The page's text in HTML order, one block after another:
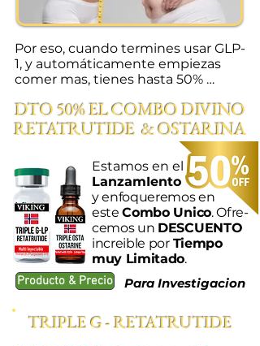
Por eso, cuando termines usar GLP-
1, y automáticamente empiezas
comer mas, tienes hasta 50%
calorías/grasa y por eso sube mas
rápido al peso que tenia antes.
Ya, con el mismo peso que tenia
antes empezó usar GLP-1, ya tiene
el porcentaje de grasa mas alta y el
porcentaje de masa muscular mas
baja. Eso es un gran problema para
la salud general y para envejecer
optimamente.
DTO 50% EL COMBO DIVINO
RETATRUTIDE & OSTARINA
Estamos en el
LanzamIento
y enfoqueremos en
esteCombo Unico. Ofre-
cemos un DESCUENTO
increible por Tiempo
muy Limitado.
Producto & Precio Para Investigacion
TRIPLE G - RETATRUTIDE